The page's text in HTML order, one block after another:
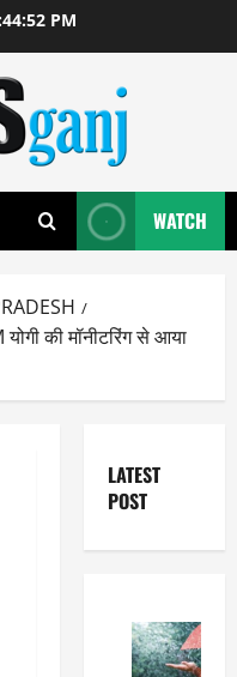
PM
WATCH
की मॉनीटरिंग से आया
LATEST
POST